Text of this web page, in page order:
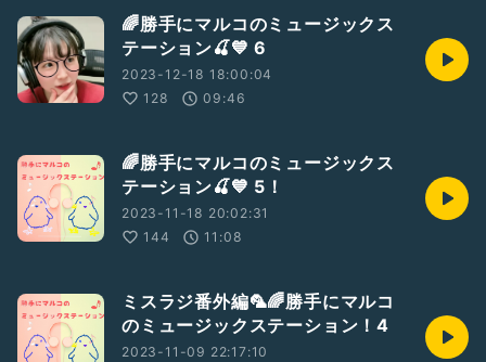
🌈勝手にマルコのミュージックス
テーション🍒💙 6
2023-12-18 18:00:04
128
09:46
🌈勝手にマルコのミュージックス
テーション🍒💙 5！
2023-11-18 20:02:31
144
11:08
ミスラジ番外編🦜🌈勝手にマルコ
のミュージックステーション！4
2023-11-09 22:17:10